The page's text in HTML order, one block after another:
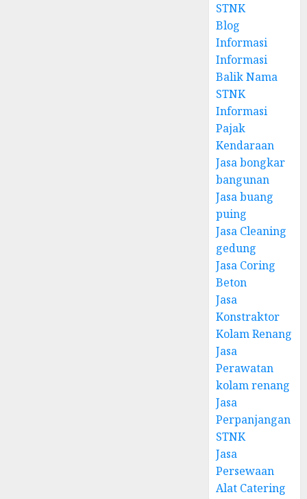
STNK
Blog
Informasi
Informasi
Balik Nama
STNK
Informasi
Pajak
Kendaraan
Jasa bongkar
bangunan
Jasa buang
puing
Jasa Cleaning
gedung
Jasa Coring
Beton
Jasa
Konstraktor
Kolam Renang
Jasa
Perawatan
kolam renang
Jasa
Perpanjangan
STNK
Jasa
Persewaan
Alat Catering